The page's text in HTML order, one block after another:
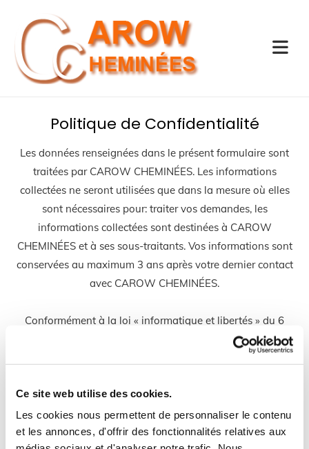
Ce site web utilise des cookies.
Les cookies nous permettent de personnaliser le contenu
et les annonces, d'offrir des fonctionnalités relatives aux
Politique de Confidentialité
Les données renseignées dans le présent formulaire sont
traitées par CAROW CHEMINÉES. Les informations
collectées ne seront utilisées que dans la mesure où elles
sont nécessaires pour: traiter vos demandes, les
informations collectées sont destinées à CAROW
CHEMINÉES et à ses sous-traitants. Vos informations sont
conservées au maximum 3 ans après votre dernier contact
avec CAROW CHEMINÉES.
Conformément à la loi « informatique et libertés » du 6
janvier 1978 modifiée et au Règlement européen
n°2016/679/UE du 27 avril 2016, vous bénéficiez d’un droit
vos données ou encore de limitation du traitement.
Vous pouvez également, pour des motifs légitimes, vous